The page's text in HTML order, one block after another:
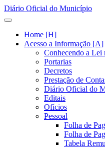
Diário Oficial do Município
Home [H]
Acesso a Informação [A]
Conhecendo a Lei
Portarias
Decretos
Prestação de
Diário Oficial do
Editais
Ofícios
Pessoal
Folha de
Folha de
Tabela